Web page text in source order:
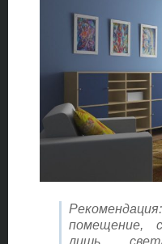
помещение,
лишь